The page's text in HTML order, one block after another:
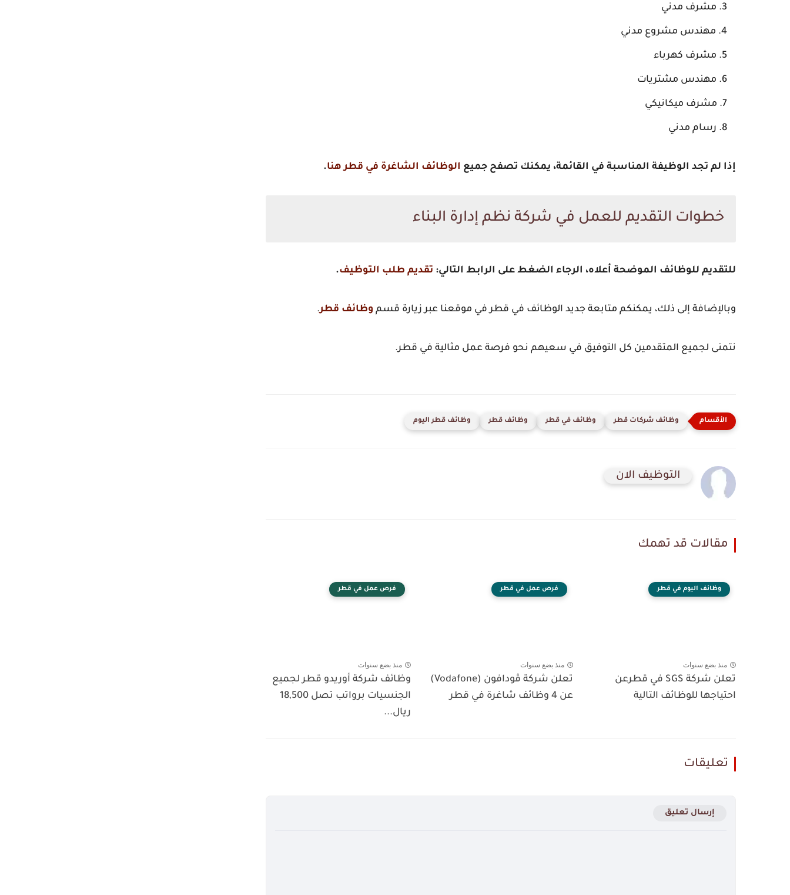
مشرف مدني
مهندس مشروع مدني
مشرف كهرباء
مهندس مشتريات
مشرف ميكانيكي
رسام مدني
إذا لم تجد الوظيفة المناسبة في القائمة، يمكنك تصفح جميع الوظائف الشاغرة في قطر هنا.
خطوات التقديم للعمل في شركة نظم إدارة البناء
للتقديم للوظائف الموضحة أعلاه، الرجاء الضغط على الرابط التالي: تقديم طلب التوظيف.
وبالإضافة إلى ذلك، يمكنكم متابعة جديد الوظائف في قطر في موقعنا عبر زيارة قسم وظائف قطر.
نتمنى لجميع المتقدمين كل التوفيق في سعيهم نحو فرصة عمل مثالية في قطر.
وظائف شركات قطر وظائف في قطر وظائف قطر وظائف قطر اليوم
التوظيف الان
مقالات قد تهمك
وظائف اليوم في قطر
منذ بضع سنوات
تعلن شركة SGS في قطرعن
احتياجها للوظائف التالية
فرص عمل في قطر
منذ بضع سنوات
تعلن شركة ڤودافون (Vodafone)
عن 4 وظائف شاغرة في قطر
فرص عمل في قطر
منذ بضع سنوات
وظائف شركة أوريدو قطر لجميع
الجنسيات برواتب تصل 18,500
ريال...
تعليقات
إرسال تعليق
انضم الآن واحصل على أفضل الوظائف
جروب واتساب قطر 1